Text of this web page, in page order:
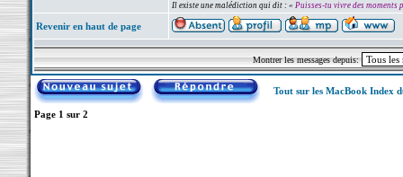
Il existe une malédiction qui dit : « Puisses-tu vivre des moments
Revenir en haut de page
Montrer les messages depuis:
Tout sur les MacBook Index
Page 1 sur 2